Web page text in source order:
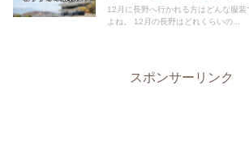
12月に長野へ行かれる方はどんな服
よね。 12月の長野はどれくらいの...
スポンサーリンク